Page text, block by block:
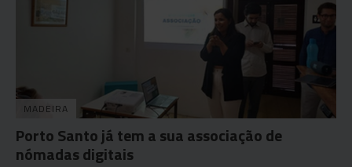
MADEIRA
Porto Santo já tem a sua associação de
nómadas digitais